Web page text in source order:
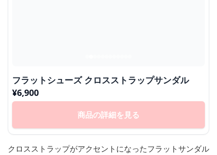
フラットシューズ クロスストラップサンダル
¥6,900
商品の詳細を見る
クロスストラップがアクセントになったフラットサンダル